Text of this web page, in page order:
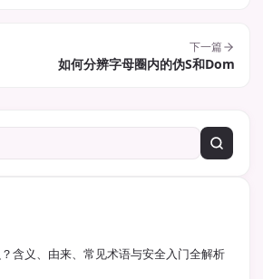
下一篇
如何分辨字母圈内的伪S和Dom
含义、由来、常见术语与安全入门全解析